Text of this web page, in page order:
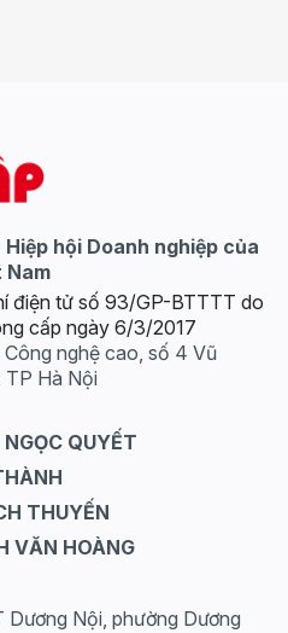
hội Doanh nghiệp của
Nam
điện tử số 93/GP-BTTTT do
cấp ngày 6/3/2017
nghệ cao, số 4 Vũ
TP Hà Nội
NGỌC QUYẾT
THUYẾN
VĂN HOÀNG
Dương Nội, phường Dương